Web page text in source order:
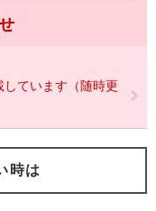
ています（随時更
時は